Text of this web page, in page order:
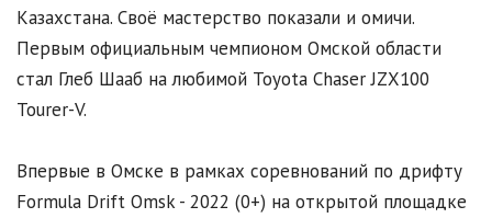
Казахстана. Своё мастерство показали и омичи.
Первым официальным чемпионом Омской области
стал Глеб Шааб на любимой Toyota Chaser JZX100
Tourer-V.
Впервые в Омске в рамках соревнований по дрифту
Formula Drift Omsk - 2022 (0+) на открытой площадке